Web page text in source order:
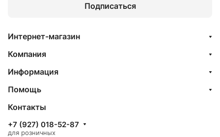
Подписаться
Интернет-магазин
Компания
Информация
Помощь
Контакты
+7 (927) 018-52-87
для розничных